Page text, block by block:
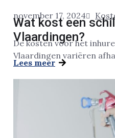
november 17, 2024
Wat kost een
Vlaardingen?
De kosten voor het
Vlaardingen variëren
Lees meer